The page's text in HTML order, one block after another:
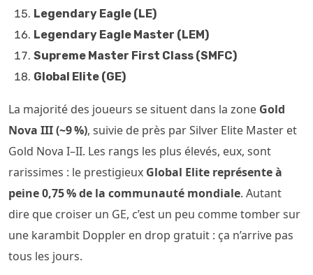
Legendary Eagle (LE)
Legendary Eagle Master (LEM)
Supreme Master First Class (SMFC)
Global Elite (GE)
La majorité des joueurs se situent dans la zone Gold
Nova III (~9 %), suivie de près par Silver Elite Master et
Gold Nova I–II. Les rangs les plus élevés, eux, sont
rarissimes : le prestigieux Global Elite représente à
peine 0,75 % de la communauté mondiale. Autant
dire que croiser un GE, c’est un peu comme tomber sur
une karambit Doppler en drop gratuit : ça n’arrive pas
tous les jours.